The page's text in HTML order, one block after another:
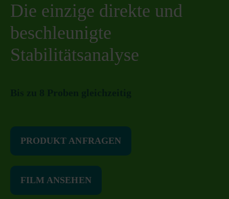
Die einzige direkte und
beschleunigte
Stabilitätsanalyse
PRODUKT ANFRAGEN
FILM ANSEHEN